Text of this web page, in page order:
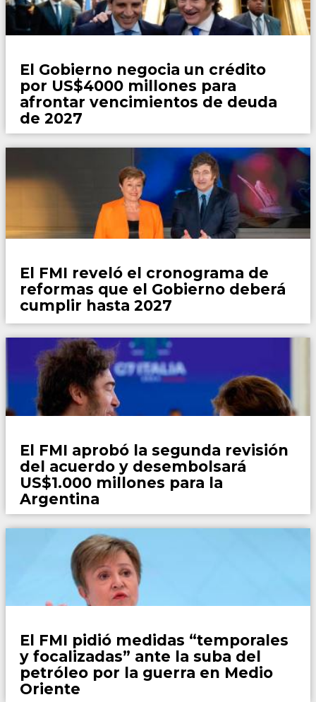
El Gobierno negocia un crédito
por US$4000 millones para
afrontar vencimientos de deuda
de 2027
El FMI reveló el cronograma de
reformas que el Gobierno deberá
cumplir hasta 2027
El FMI aprobó la segunda revisión
del acuerdo y desembolsará
US$1.000 millones para la
Argentina
El FMI pidió medidas “temporales
y focalizadas” ante la suba del
petróleo por la guerra en Medio
Oriente